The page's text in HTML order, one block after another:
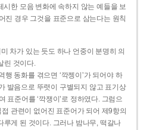
한 모음 변화에 속하지 않는 예들을 보
진 경우 그것을 표준으로 삼는다는 원칙
차가 있는 듯도 하나 언중이 분명히 의
린 것이다.
행 동화를 겪으면 ‘깍젱이’가 되어야 하
가 발음으로 뚜렷이 구별되지 않고 표기상
표준어를 ‘깍쟁이’로 정하였다. 그럼으
접 관련이 없어진 표준어가 되어 제9항의
루게 된 것이다. 그러나 밤나무, 떡갈나